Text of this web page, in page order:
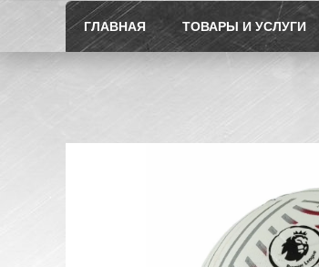
ГЛАВНАЯ ТОВАРЫ И УСЛУГИ